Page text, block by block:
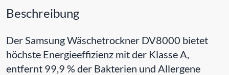
Beschreibung
Der Samsung Wäschetrockner DV8000 bietet
höchste Energieeffizienz mit der Klasse A,
entfernt 99,9 % der Bakterien und Allergene